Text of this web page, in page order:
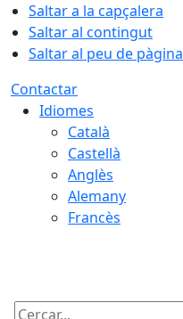
Saltar a la capçalera
Saltar al contingut
Saltar al peu de pàgina
Contactar
Idiomes
Català
Castellà
Anglès
Alemany
Francès